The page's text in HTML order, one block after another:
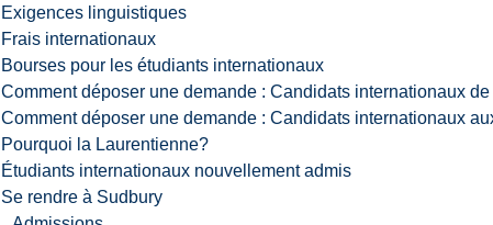
Exigences linguistiques
Frais internationaux
Bourses pour les étudiants internationaux
Comment déposer une demande : Candidats internationaux
Comment déposer une demande : Candidats internationaux
Pourquoi la Laurentienne?
Étudiants internationaux nouvellement admis
Se rendre à Sudbury